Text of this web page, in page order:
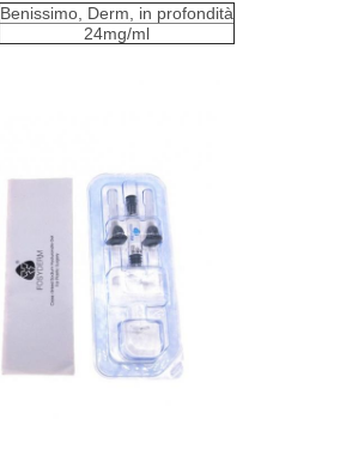
Benissimo, Derm, in profondità
24mg/ml